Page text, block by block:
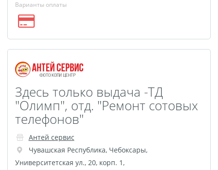
Варианты оплаты
Здесь только выдача -ТД
"Олимп", отд. "Ремонт сотовых
телефонов"
Антей сервис
Чувашская Республика, Чебоксары,
Университетская ул., 20, корп. 1,